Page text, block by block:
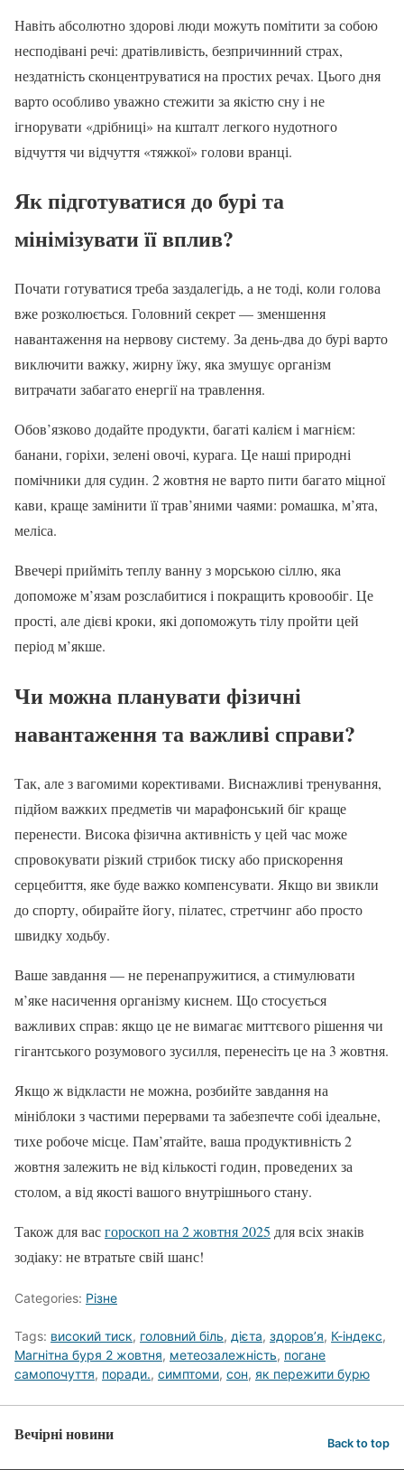
Навіть абсолютно здорові люди можуть помітити за собою
несподівані речі: дратівливість, безпричинний страх,
нездатність сконцентруватися на простих речах. Цього дня
варто особливо уважно стежити за якістю сну і не
ігнорувати «дрібниці» на кшталт легкого нудотного
відчуття чи відчуття «тяжкої» голови вранці.
Як підготуватися до бурі та
мінімізувати її вплив?
Почати готуватися треба заздалегідь, а не тоді, коли голова
вже розколюється. Головний секрет — зменшення
навантаження на нервову систему. За день-два до бурі варто
виключити важку, жирну їжу, яка змушує організм
витрачати забагато енергії на травлення.
Обов’язково додайте продукти, багаті калієм і магнієм:
банани, горіхи, зелені овочі, курага. Це наші природні
помічники для судин. 2 жовтня не варто пити багато міцної
кави, краще замінити її трав’яними чаями: ромашка, м’ята,
меліса.
Ввечері прийміть теплу ванну з морською сіллю, яка
допоможе м’язам розслабитися і покращить кровообіг. Це
прості, але дієві кроки, які допоможуть тілу пройти цей
період м’якше.
Чи можна планувати фізичні
навантаження та важливі справи?
Так, але з вагомими корективами. Виснажливі тренування,
підйом важких предметів чи марафонський біг краще
перенести. Висока фізична активність у цей час може
спровокувати різкий стрибок тиску або прискорення
серцебиття, яке буде важко компенсувати. Якщо ви звикли
до спорту, обирайте йогу, пілатес, стретчинг або просто
швидку ходьбу.
Ваше завдання — не перенапружитися, а стимулювати
м’яке насичення організму киснем. Що стосується
важливих справ: якщо це не вимагає миттєвого рішення чи
гігантського розумового зусилля, перенесіть це на 3 жовтня.
Якщо ж відкласти не можна, розбийте завдання на
мініблоки з частими перервами та забезпечте собі ідеальне,
тихе робоче місце. Пам’ятайте, ваша продуктивність 2
жовтня залежить не від кількості годин, проведених за
столом, а від якості вашого внутрішнього стану.
Також для васгороскоп на 2 жовтня 2025 для всіх знаків
зодіаку: не втратьте свій шанс!
Categories: Різне
Tags: високий тиск, головний біль, дієта, здоров’я, К-індекс,
Магнітна буря 2 жовтня, метеозалежність, погане
самопочуття, поради., симптоми, сон, як пережити бурю
Вечірні новини Back to top